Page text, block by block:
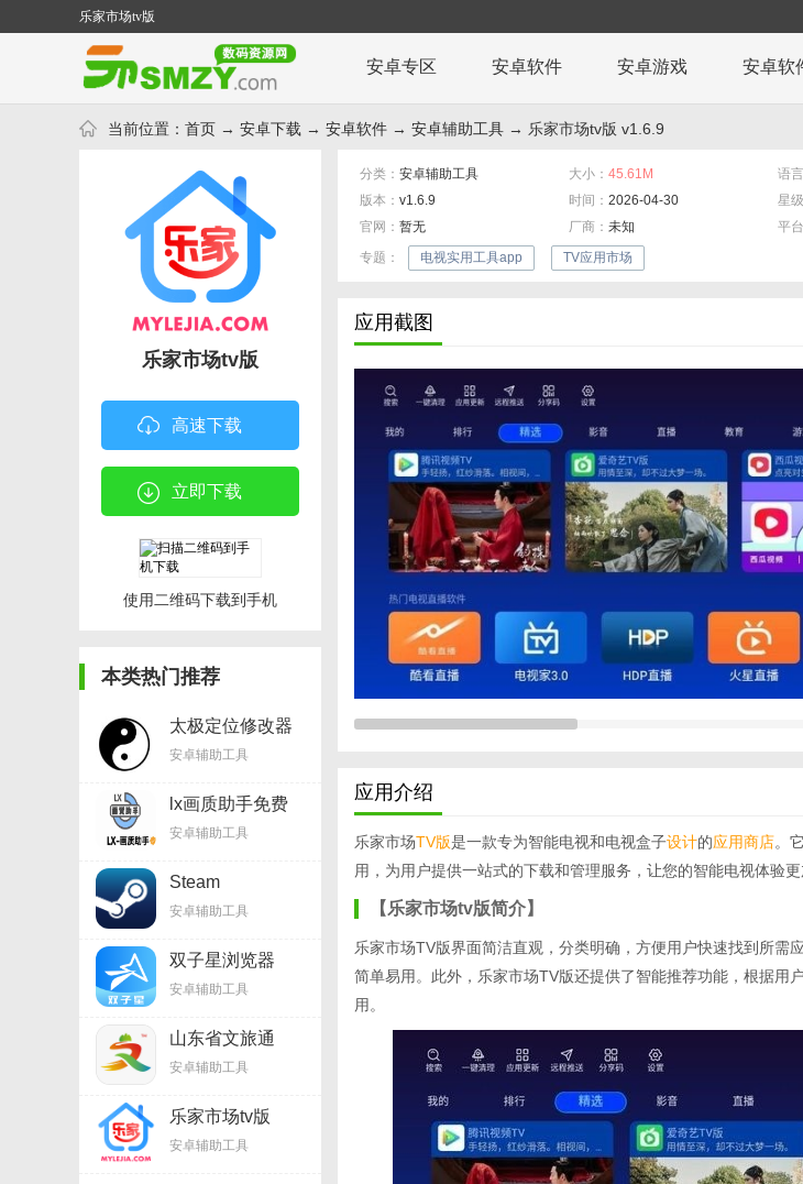
乐家市场tv版
安卓专区 安卓软件 安卓游戏 安卓软
当前位置： 首页 → 安卓下载 → 安卓软件 → 安卓辅助工具 → 乐家市场tv版 v1.6.9
乐家市场tv版
高速下载
立即下载
使用二维码下载到手机
本类热门推荐
太极定位修改器
appv8.3.6
安卓辅助工具
lx画质助手免费
v1.8.0
安卓辅助工具
Steam
Mobilev3.6.0
安卓辅助工具
双子星浏览器
appv1.5
安卓辅助工具
山东省文旅通
v2.7.7
安卓辅助工具
乐家市场tv版
v1.6.9
安卓辅助工具
分类： 安卓辅助工具 大小： 45.61M 语言
版本： v1.6.9 时间： 2026-04-30
星级
官网： 暂无 厂商： 未知 平台
专题：
电视实用工具app TV应用市场
应用截图
应用介绍
乐家市场TV版是一款专为智能电视和电视盒子设计的应用商店。
用，为用户提供一站式的下载和管理服务，让您的智能电视体验更
【乐家市场tv版简介】
乐家市场TV版界面简洁直观，分类明确，方便用户快速找到所需
简单易用。此外，乐家市场TV版还提供了智能推荐功能，根据用
用。